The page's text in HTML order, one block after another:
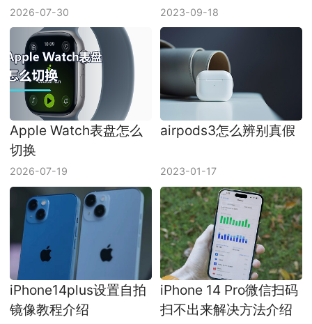
2026-07-30 2023-09-18
Apple Watch表盘怎么
切换
2026-07-19
airpods3怎么辨别真假
2023-01-17
iPhone14plus设置自拍
镜像教程介绍
iPhone 14 Pro微信扫码
扫不出来解决方法介绍